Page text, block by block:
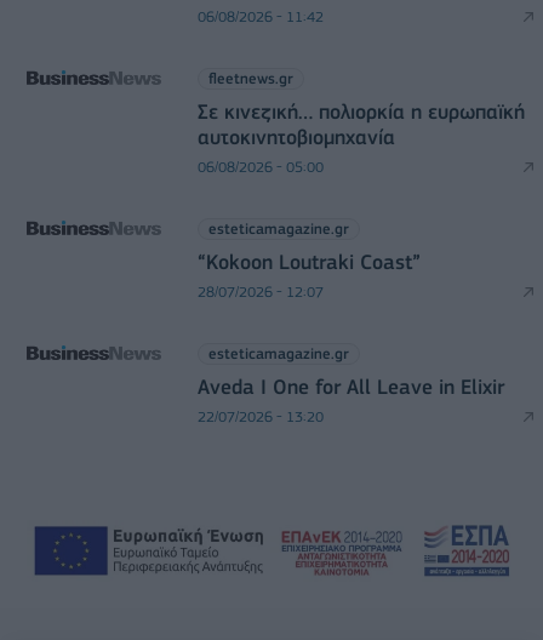
06/08/2026 - 11:42
fleetnews.gr
Σε κινεζική… πολιορκία η ευρωπαϊκή
αυτοκινητοβιομηχανία
06/08/2026 - 05:00
esteticamagazine.gr
“Kokoon Loutraki Coast”
28/07/2026 - 12:07
esteticamagazine.gr
Aveda I One for All Leave in Elixir
22/07/2026 - 13:20